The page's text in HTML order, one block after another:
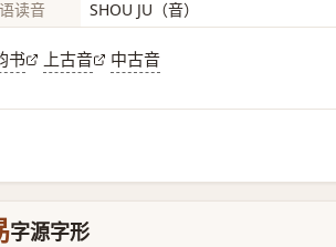
读音 SHOU JU（音）
书 上古音 中古音
字源字形